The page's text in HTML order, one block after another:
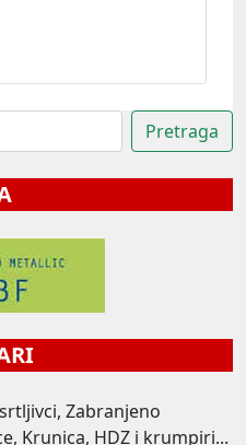
Zabranjeno
Krunica, HDZ i krumpiri...